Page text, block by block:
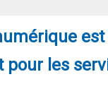
pour les